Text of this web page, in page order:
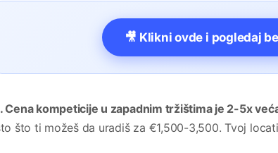
🎥 Klikni ovde i pogledaj
Cena kompeticije u zapadnim tržištima je 2-5x
što ti možeš da uradiš za €1,500-3,500. Tvoj